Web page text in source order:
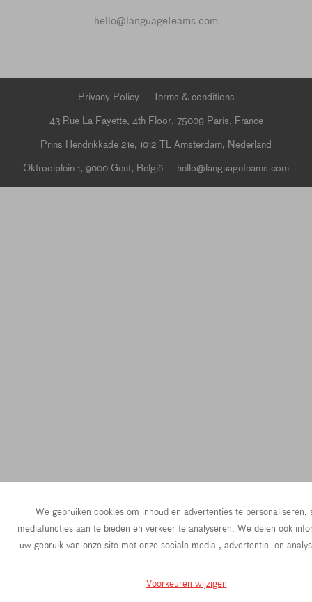
We gebruiken cookies om inhoud en advertenties te personaliseren,
mediafuncties aan te bieden en verkeer te analyseren. We delen ook
uw gebruik van onze site met onze sociale media-, advertentie- en
Voorkeuren wijzigen
hello@languageteams.com
Privacy Policy
Terms & conditions
43 Rue La Fayette, 4th Floor, 75009 Paris, France
Prins Hendrikkade 21e, 1012 TL Amsterdam, Nederland
Oktrooiplein 1, 9000 Gent, België
hello@languageteams.com